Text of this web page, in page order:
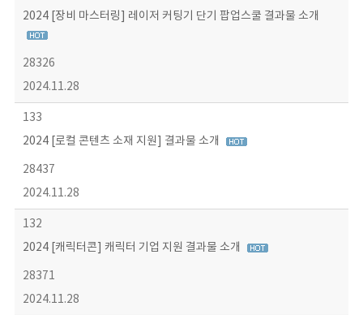
2024 [장비 마스터링] 레이저 커팅기 단기 팝업스쿨 결과물 소개
28326
2024.11.28
133
2024 [로컬 콘텐츠 소재 지원] 결과물 소개
28437
2024.11.28
132
2024 [캐릭터콘] 캐릭터 기업 지원 결과물 소개
28371
2024.11.28